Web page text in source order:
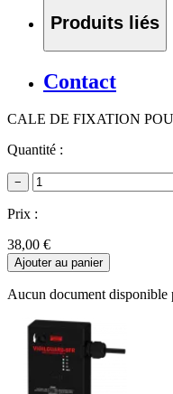
Produits liés
Contact
CALE DE FIXATION
Quantité :
−
Prix :
38,00 €
Ajouter au panier
Aucun document disponible